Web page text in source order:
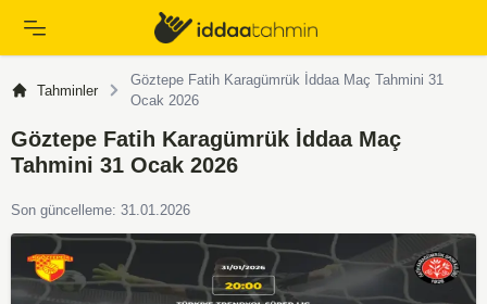
Tahminler
Göztepe Fatih Karagümrük İddaa Maç Tahmini 31
Ocak 2026
Göztepe Fatih Karagümrük İddaa Maç
Tahmini 31 Ocak 2026
Son güncelleme: 31.01.2026